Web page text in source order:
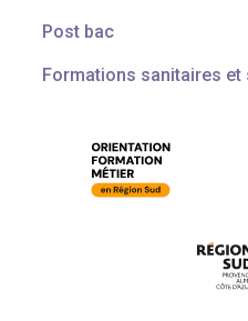
Post bac
Formations sanitaires